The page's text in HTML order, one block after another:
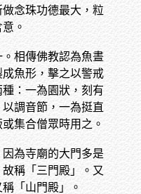
念珠功德最大，粒
意。
相傳佛教認為魚晝
魚形，擊之以警戒
：一為園狀，刻有
調音節，一為挺直
集合僧眾時用之。
為寺廟的大門多是
稱「三門殿」。又
「山門殿」。